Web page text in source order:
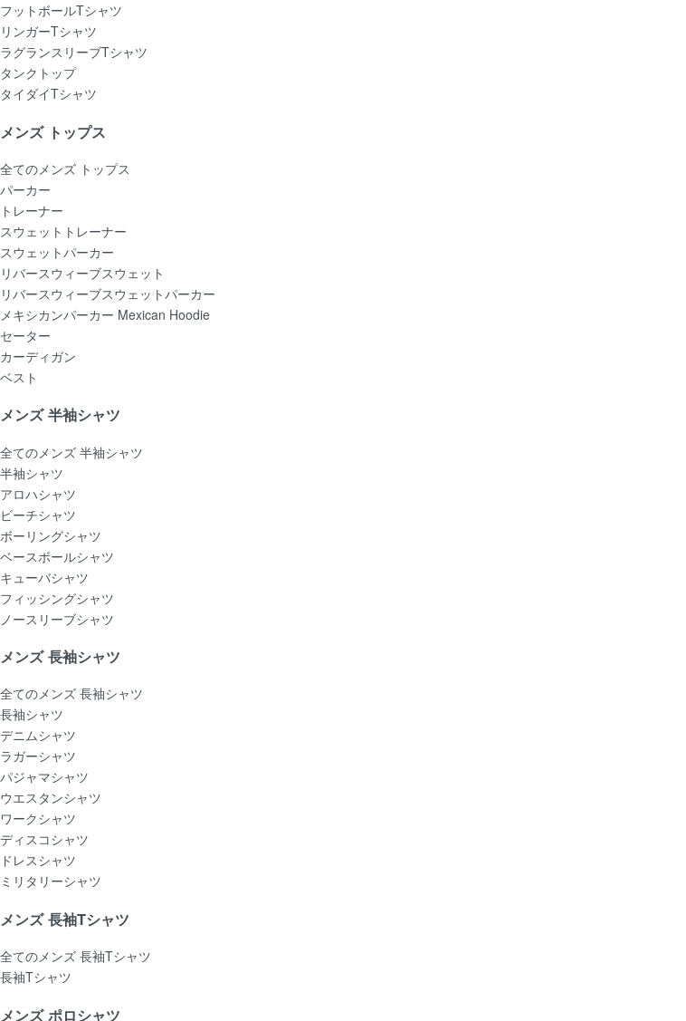
フットボールTシャツ
リンガーTシャツ
ラグランスリーブTシャツ
タンクトップ
タイダイTシャツ
メンズ トップス
全てのメンズ トップス
パーカー
トレーナー
スウェットトレーナー
スウェットパーカー
リバースウィーブスウェット
リバースウィーブスウェットパーカー
メキシカンパーカー Mexican Hoodie
セーター
カーディガン
ベスト
メンズ 半袖シャツ
全てのメンズ 半袖シャツ
半袖シャツ
アロハシャツ
ビーチシャツ
ボーリングシャツ
ベースボールシャツ
キューバシャツ
フィッシングシャツ
ノースリーブシャツ
メンズ 長袖シャツ
全てのメンズ 長袖シャツ
長袖シャツ
デニムシャツ
ラガーシャツ
パジャマシャツ
ウエスタンシャツ
ワークシャツ
ディスコシャツ
ドレスシャツ
ミリタリーシャツ
メンズ 長袖Tシャツ
全てのメンズ 長袖Tシャツ
長袖Tシャツ
メンズ ポロシャツ